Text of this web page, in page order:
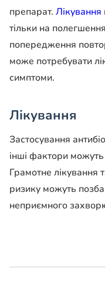
препарат. Лікування
тільки на
попередження
може потребувати
симптоми.
Лікування
Застосування
інші фактори
Грамотне лікування
ризику можуть
неприємного